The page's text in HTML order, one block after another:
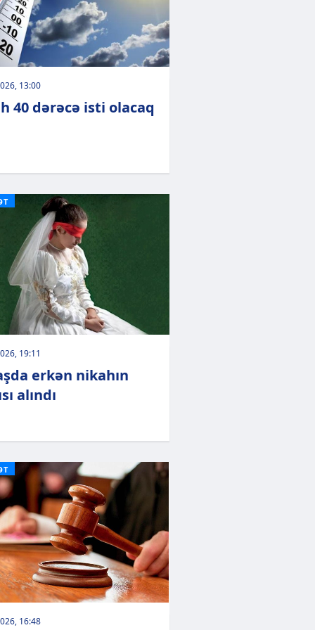
13:00
40 dərəcə isti olacaq
19:11
erkən nikahın
alındı
16:48